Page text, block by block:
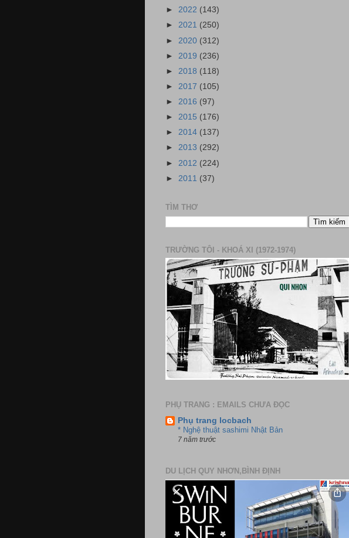
► 2022 (143)
► 2021 (250)
► 2020 (312)
► 2019 (236)
► 2018 (118)
► 2017 (105)
► 2016 (97)
► 2015 (176)
► 2014 (137)
► 2013 (292)
► 2012 (224)
► 2011 (37)
TÌM THƠ
TRƯỜNG TÔI - KHOÁ XI (1972-1974)
PHỤ TRANG : EMAILS CHƯA ĐỌC
Phụ trang locbach
* Nghệ thuật sashimi Nhật Bản
7 năm trước
DU LỊCH QUY NHƠN,BÌNH ĐỊNH